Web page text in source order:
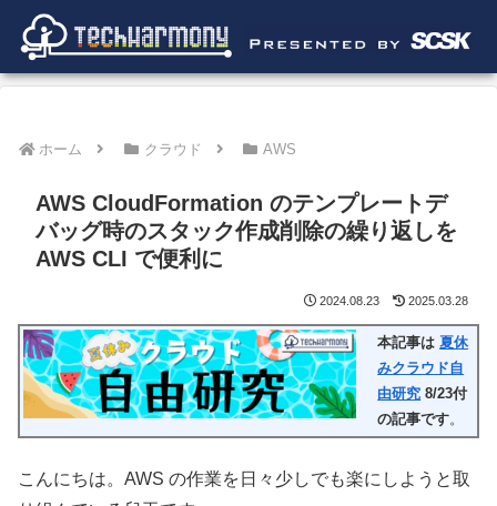
ホーム クラウド AWS
AWS CloudFormation のテンプレートデ
バッグ時のスタック作成削除の繰り返しを
AWS CLI で便利に
2024.08.23 2025.03.28
本記事は夏休
みクラウド自
由研究 8/23付
の記事です。
こんにちは。AWS の作業を日々少しでも楽にしようと取